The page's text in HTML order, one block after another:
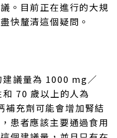
。目前正在進行的大規
快釐清這個疑問。
議量為 1000 mg／
70 歲以上的人為
充劑可能會增加腎結
患者應該主要通過食用